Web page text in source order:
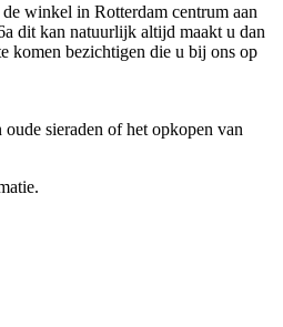
winkel in Rotterdam centrum aan
dit kan natuurlijk altijd maakt u dan
komen bezichtigen die u bij ons op
sieraden of het opkopen van